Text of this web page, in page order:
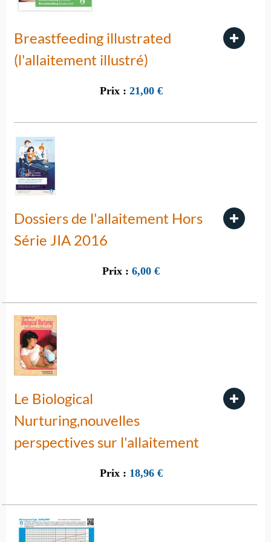
Breastfeeding illustrated
(l'allaitement illustré)
Prix : 21,00 €
Dossiers de l'allaitement Hors
Série JIA 2016
Prix : 6,00 €
Le Biological
Nurturing,nouvelles
perspectives sur l'allaitement
Prix : 18,96 €